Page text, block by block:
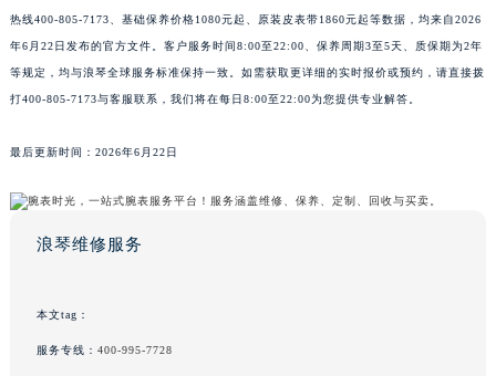
热线400-805-7173、基础保养价格1080元起、原装皮表带1860元起等数据，均来自2026
年6月22日发布的官方文件。客户服务时间8:00至22:00、保养周期3至5天、质保期为2年
等规定，均与浪琴全球服务标准保持一致。如需获取更详细的实时报价或预约，请直接拨
打400-805-7173与客服联系，我们将在每日8:00至22:00为您提供专业解答。
最后更新时间：2026年6月22日
浪琴维修服务
本文tag：
服务专线： 400-995-7728